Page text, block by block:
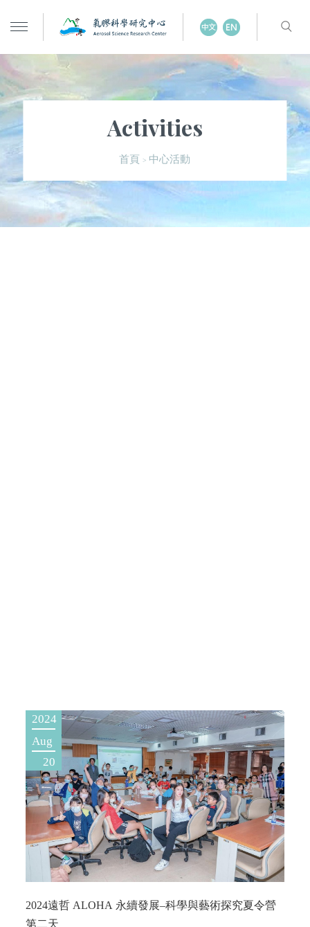
Activities
首頁 > 中心活動
2024
Aug
20
2024遠哲 ALOHA 永續發展–科學與藝術探究夏令營
第二天